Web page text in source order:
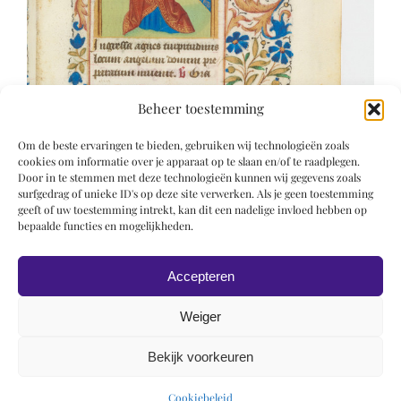
Beheer toestemming
Om de beste ervaringen te bieden, gebruiken wij technologieën zoals
cookies om informatie over je apparaat op te slaan en/of te raadplegen.
Door in te stemmen met deze technologieën kunnen wij gegevens zoals
surfgedrag of unieke ID's op deze site verwerken. Als je geen toestemming
geeft of uw toestemming intrekt, kan dit een nadelige invloed hebben op
bepaalde functies en mogelijkheden.
Accepteren
Weiger
Bekijk voorkeuren
Cookiebeleid
© 2019 Roel Wiechers | Powered by